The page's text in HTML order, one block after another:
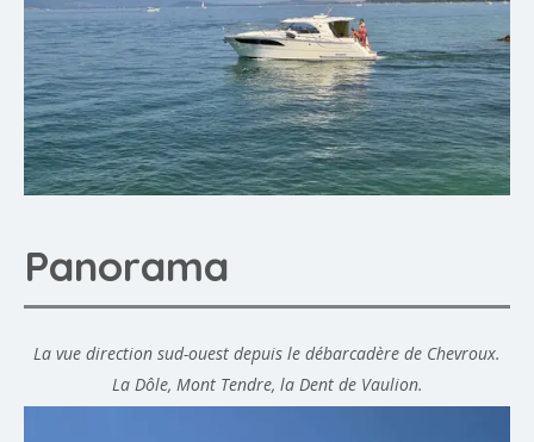
Panorama
La vue direction sud-ouest depuis le débarcadère de Chevroux.
La Dôle, Mont Tendre, la Dent de Vaulion.